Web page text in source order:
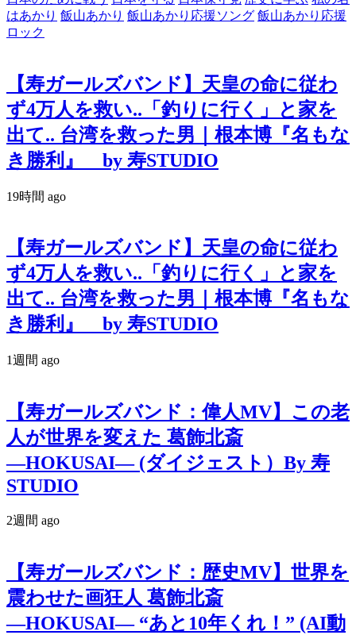
はあかり 飯山あかり 飯山あかり応援ソング 飯山あかり応援
ロック
【寿ガールズバンド】天皇の命に従わ
ず4万人を救い..「釣りに行く」と家を
出て.. 台湾を救った男｜根本博『名もな
き勝利』 by 寿STUDIO
19時間 ago
【寿ガールズバンド】天皇の命に従わ
ず4万人を救い..「釣りに行く」と家を
出て.. 台湾を救った男｜根本博『名もな
き勝利』 by 寿STUDIO
1週間 ago
【寿ガールズバンド：偉人MV】この老
人が世界を変えた 葛飾北斎
―HOKUSAI― (ダイジェスト）By 寿
STUDIO
2週間 ago
【寿ガールズバンド：歴史MV】世界を
震わせた画狂人 葛飾北斎
―HOKUSAI― “あと10年くれ！” (AI動